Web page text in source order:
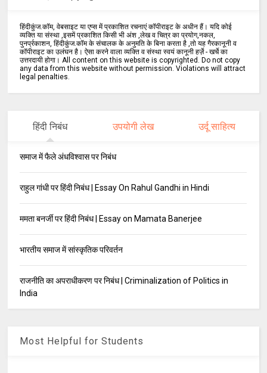
हिंदीकुंज.कॉम, वेबसाइट या एप्स में प्रकाशित रचनाएं कॉपीराइट के अधीन हैं। यदि कोई
व्यक्ति या संस्था ,इसमें प्रकाशित किसी भी अंश ,लेख व चित्र का प्रयोग,नकल,
पुनर्प्रकाशन, हिंदीकुंज.कॉम के संचालक के अनुमति के बिना करता है ,तो यह गैरकानूनी व
कॉपीराइट का उलंघन है। ऐसा करने वाला व्यक्ति व संस्था स्वयं कानूनी हर्ज़े - खर्चे का
उत्तरदायी होगा। All content on this website is copyrighted. Do not copy
any data from this website without permission. Violations will attract
legal penalties.
हिंदी निबंध उपयोगी लेख उर्दू साहित्य
समाज में फैले अंधविश्वास पर निबंध
राहुल गांधी पर हिंदी निबंध | Essay On Rahul Gandhi in Hindi
ममता बनर्जी पर हिंदी निबंध | Essay on Mamata Banerjee
भारतीय समाज में सांस्कृतिक परिवर्तन
राजनीति का अपराधीकरण पर निबंध | Criminalization of Politics in
India
Most Helpful for Students